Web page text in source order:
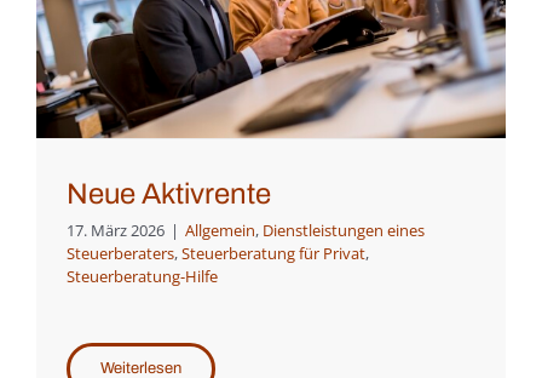
Neue Aktivrente
17. März 2026 | Allgemein, Dienstleistungen eines
Steuerberaters,Steuerberatung für Privat,
Steuerberatung-Hilfe
Weiterlesen